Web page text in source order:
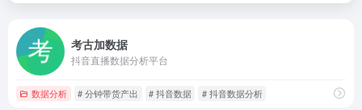
考古加数据
抖音直播数据分析平台
数据分析 # 分钟带货产出 # 抖音数据 # 抖音数据分析